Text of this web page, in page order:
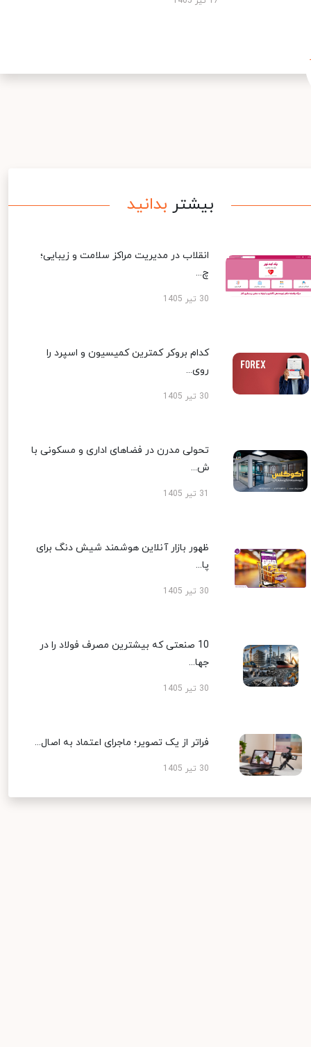
بیشتر بدانید
انقلاب در مدیریت مراکز سلامت و زیبایی؛
چ...
30 تیر 1405
کدام بروکر کمترین کمیسیون و اسپرد را
روی...
30 تیر 1405
تحولی مدرن در فضاهای اداری و مسکونی با
ش...
ظهور بازار آنلاین هوشمند شیش دنگ برای
پا...
30 تیر 1405
10 صنعتی که بیشترین مصرف فولاد را در
جها...
30 تیر 1405
فراتر از یک تصویر؛ ماجرای اعتماد به اصال...
30 تیر 1405